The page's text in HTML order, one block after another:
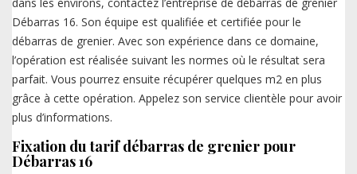
Débarras 16. Son équipe est qualifiée et certifiée pour le
débarras de grenier. Avec son expérience dans ce domaine,
l’opération est réalisée suivant les normes où le résultat sera
parfait. Vous pourrez ensuite récupérer quelques m2 en plus
grâce à cette opération. Appelez son service clientèle pour avoir
plus d’informations.
Fixation du tarif débarras de grenier pour
Débarras 16